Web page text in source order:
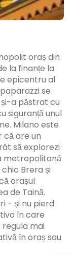
oraș din
la finanțe la
epicentru al
se
a păstrat cu
siguranță unul
Milano este
că are un
să explorezi
metropolitană
Brera și
orașul
de Taină.
- și nu pierd
în care
mai
în oraș sau